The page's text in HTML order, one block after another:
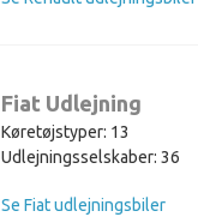
Fiat Udlejning
Køretøjstyper: 13
Udlejningsselskaber: 36
Se Fiat udlejningsbiler